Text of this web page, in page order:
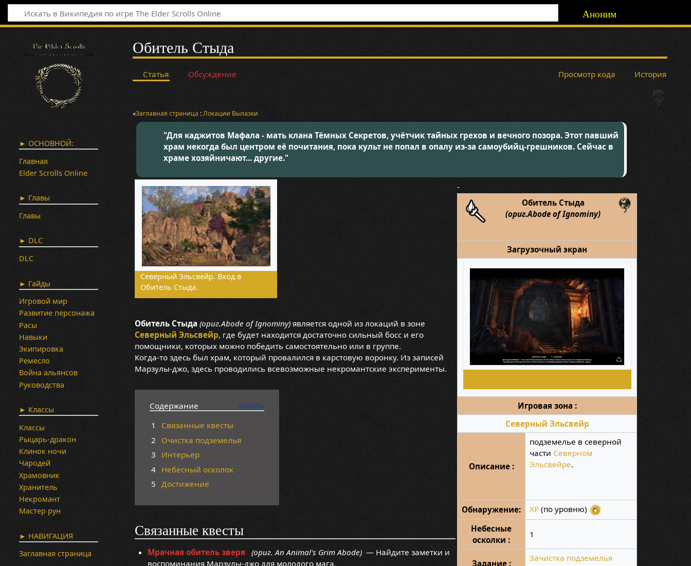
Аноним
Обитель Стыда
Статья Обсуждение Просмотр кода История
«Заглавная страница :Локации Вылазки
"Для каджитов Мафала - мать клана Тёмных Секретов, учётчик тайных грехов и вечного позора. Этот павший
храм некогда был центром её почитания, пока культ не попал в опалу из-за самоубийц-грешников. Сейчас в
храме хозяйничают... другие."
-
Обитель Стыда
(ориг.Abode of Ignominy)
Загрузочный экран
Игровая зона :
Северный Эльсвейр
Описание :
подземелье в северной
части Северном
Эльсвейре.
Обнаружение: XP(по уровню)
Небесные
осколки :
1
Задание :
Зачистка подземелья
Северный Эльсвейр. Вход в
Обитель Стыда.
Обитель Стыда (ориг.Abode of Ignominy) является одной из локаций в зоне
Северный Эльсвейр, где будет находится достаточно сильный босс и его
помощники, которых можно победить самостоятельно или в группе.
Когда-то здесь был храм, который провалился в карстовую воронку. Из записей
Марзулы-джо, здесь проводились всевозможные некромантские эксперименты.
Содержание
1
Связанные квесты
2
Очистка подземелья
3
Интерьер
4 Небесный осколок
5
Достижение
Связанные квесты
Мрачная обитель зверя (ориг. An Animal's Grim Abode)— Найдите заметки и
воспоминания Марзулы-джо для молодого мага.
► ОСНОВНОЙ:
Главная
Elder Scrolls Online
► Главы
Главы
► DLC
DLC
► Гайды
Игровой мир
Развитие персонажа
Расы
Навыки
Экипировка
Ремесло
Война альянсов
Руководства
► Классы
Классы
Рыцарь-дракон
Клинок ночи
Чародей
Храмовник
Хранитель
Некромант
Мастер рун
► НАВИГАЦИЯ
Заглавная страница